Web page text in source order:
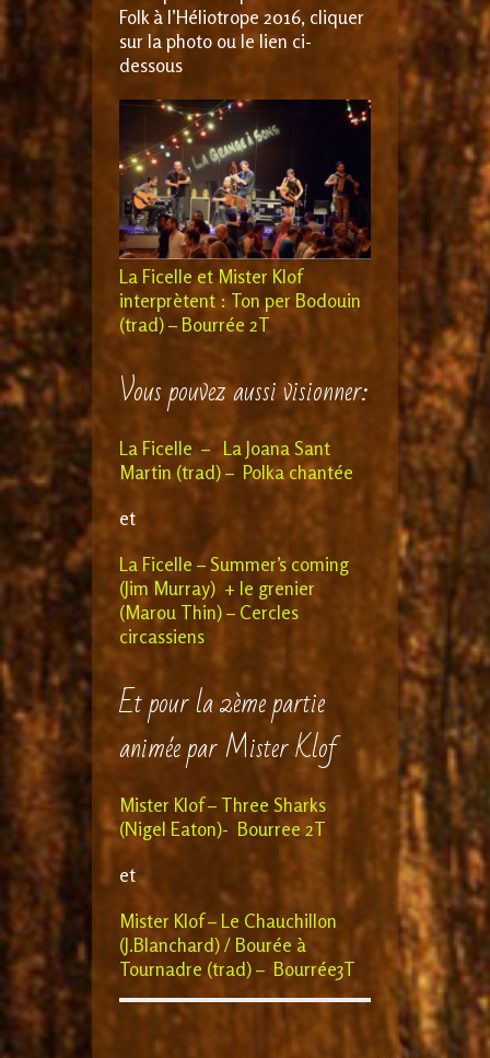
Folk à l’Héliotrope 2016, cliquer
sur la photo ou le lien ci-
dessous
La Ficelle et Mister Klof
interprètent : Ton per Bodouin
(trad) – Bourrée 2T
Vous pouvez aussi visionner:
La Ficelle – La Joana Sant
Martin (trad) – Polka chantée
et
La Ficelle – Summer’s coming
(Jim Murray) + le grenier
(Marou Thin) – Cercles
circassiens
Et pour la 2ème partie
animée par Mister Klof
Mister Klof – Three Sharks
(Nigel Eaton)- Bourree 2T
et
Mister Klof – Le Chauchillon
(J.Blanchard) / Bourée à
Tournadre (trad) – Bourrée3T